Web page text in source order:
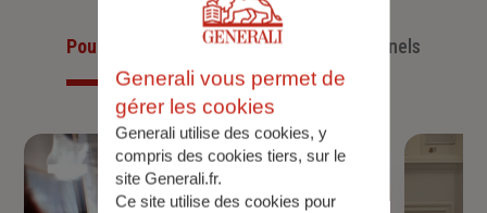
Pour les particuliersPour les professionnels
Generali vous permet de
gérer les cookies
Generali utilise des cookies, y
compris des cookies tiers, sur le
site Generali.fr.
Ce site utilise des cookies pour